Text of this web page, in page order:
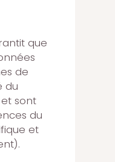
que
de
du
sont
du
et